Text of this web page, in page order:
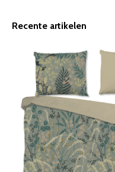
Recente artikelen